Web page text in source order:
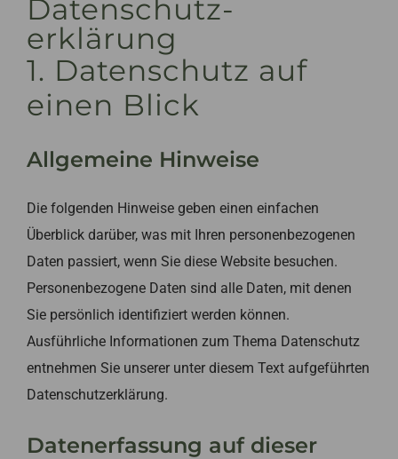
Kontakt
Datenschutz­
erklärung
1. Datenschutz auf
einen Blick
Allgemeine Hinweise
Die folgenden Hinweise geben einen einfachen
Überblick darüber, was mit Ihren personenbezogenen
Daten passiert, wenn Sie diese Website besuchen.
Personenbezogene Daten sind alle Daten, mit denen
Sie persönlich identifiziert werden können.
Ausführliche Informationen zum Thema Datenschutz
entnehmen Sie unserer unter diesem Text aufgeführten
Datenschutzerklärung.
Datenerfassung auf dieser